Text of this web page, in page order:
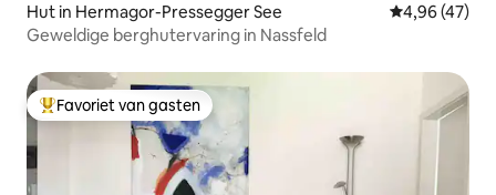
Hut in Hermagor-Pressegger See Gemiddelde
4,96 (47)
Geweldige berghutervaring in Nassfeld
Topfavoriet van gasten
Favoriet van gasten